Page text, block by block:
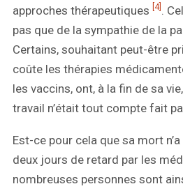
approches thérapeutiques
[4] .
pas que de la sympathie de la
Certains, souhaitant peut-être
coûte les thérapies
les vaccins, ont, à la fin de sa
travail n’était tout compte fait
Est-ce pour cela que sa mort
deux jours de retard par les
nombreuses personnes sont